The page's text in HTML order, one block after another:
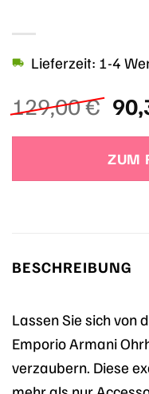
129,00€
Preis
Lieferzeit: 1-4
ZUM
BESCHREIBUNG
Lassen Sie sich von
Emporio Armani
verzaubern. Diese